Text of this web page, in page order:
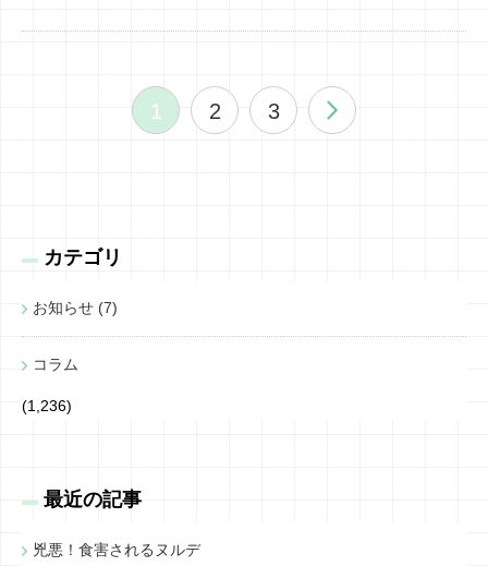
1 2 3
カテゴリ
お知らせ (7)
コラム
(1,236)
最近の記事
兇悪！食害されるヌルデ